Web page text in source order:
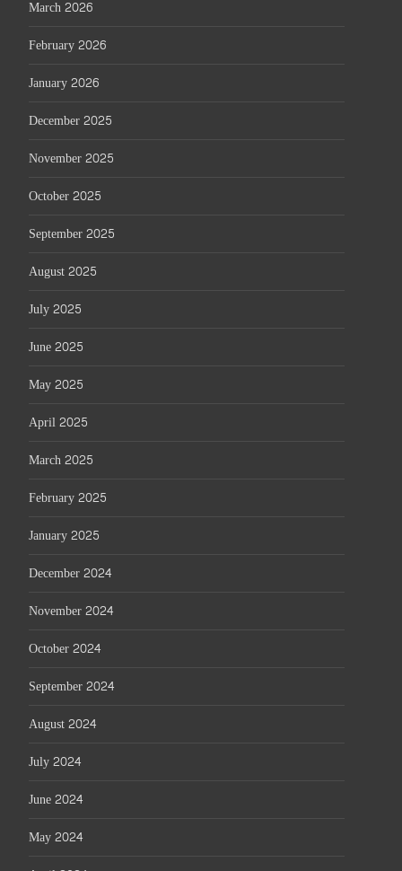
March 2026
February 2026
January 2026
December 2025
November 2025
October 2025
September 2025
August 2025
July 2025
June 2025
May 2025
April 2025
March 2025
February 2025
January 2025
December 2024
November 2024
October 2024
September 2024
August 2024
July 2024
June 2024
May 2024